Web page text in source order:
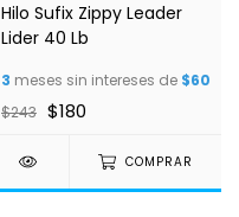
Hilo Sufix Zippy Leader
Lider 40 Lb
3 meses sin intereses de $60
$243 $180
COMPRAR